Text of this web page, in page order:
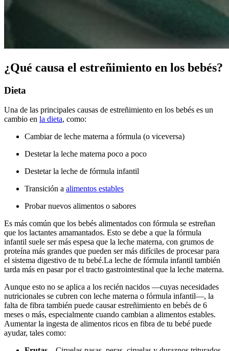
¿Qué causa el estreñimiento en los bebés?
Dieta
Una de las principales causas de estreñimiento en los bebés es un
cambio en la dieta, como:
Cambiar de leche materna a fórmula (o viceversa)
Destetar la leche materna poco a poco
Destetar la leche de fórmula infantil
Transición a alimentos estables
Probar nuevos alimentos o sabores
Es más común que los bebés alimentados con fórmula se estreñan
que los lactantes amamantados. Esto se debe a que la fórmula
infantil suele ser más espesa que la leche materna, con grumos de
proteína más grandes que pueden ser más difíciles de procesar para
el sistema digestivo de tu bebé.La leche de fórmula infantil también
tarda más en pasar por el tracto gastrointestinal que la leche materna.
Aunque esto no se aplica a los recién nacidos —cuyas necesidades
nutricionales se cubren con leche materna o fórmula infantil—, la
falta de fibra también puede causar estreñimiento en bebés de 6
meses o más, especialmente cuando cambian a alimentos estables.
Aumentar la ingesta de alimentos ricos en fibra de tu bebé puede
ayudar, tales como: